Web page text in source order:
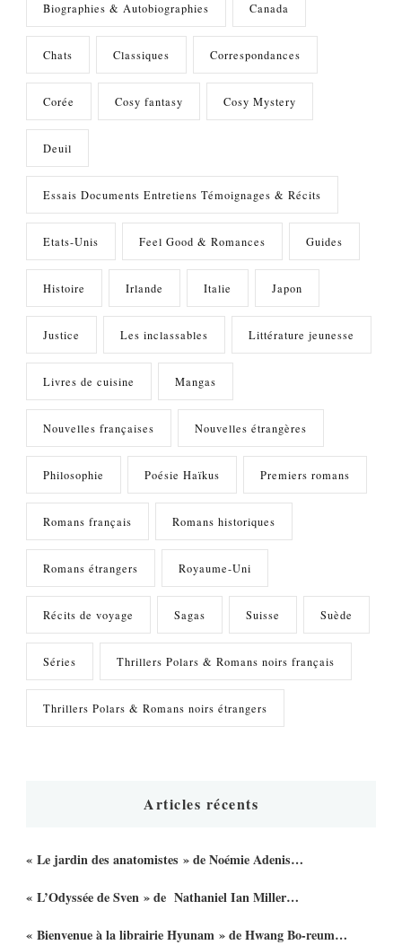
Biographies & Autobiographies Canada
Chats Classiques Correspondances
Corée Cosy fantasy Cosy Mystery
Deuil
Essais Documents Entretiens Témoignages & Récits
Etats-Unis Feel Good & Romances Guides
Histoire Irlande Italie Japon
Justice Les inclassables Littérature jeunesse
Livres de cuisine Mangas
Nouvelles françaises Nouvelles étrangères
Philosophie Poésie Haïkus Premiers romans
Romans français Romans historiques
Romans étrangers Royaume-Uni
Récits de voyage Sagas Suisse Suède
Séries Thrillers Polars & Romans noirs français
Thrillers Polars & Romans noirs étrangers
Articles récents
« Le jardin des anatomistes » de Noémie Adenis…
« L’Odyssée de Sven » de Nathaniel Ian Miller…
« Bienvenue à la librairie Hyunam » de Hwang Bo-reum…